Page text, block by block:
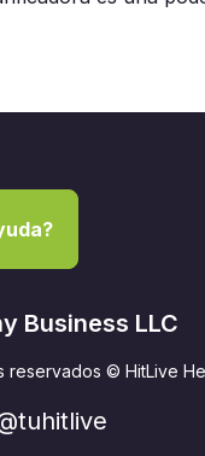
Business LLC
reservados © HitLive